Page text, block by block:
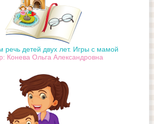
речь детей двух лет. Игры с мамой
Конева Ольга Александровна